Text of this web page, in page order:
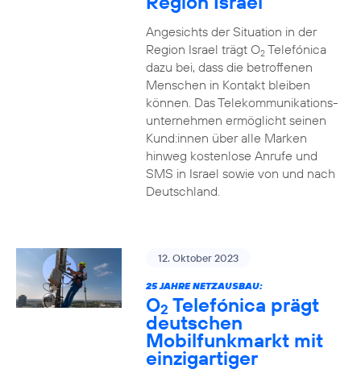
Angesichts der Situation in der
Region Israel trägt O2Telefónica
dazu bei, dass die betroffenen
Menschen in Kontakt bleiben
können. Das Telekommunikations­
unternehmen ermöglicht seinen
Kund:innen über alle Marken
hinweg kostenlose Anrufe und
SMS in Israel sowie von und nach
Deutschland.
12. Oktober 2023
25 JAHRE NETZAUSBAU:
O2 Telefónica prägt
deutschen
Mobilfunkmarkt mit
einzigartiger